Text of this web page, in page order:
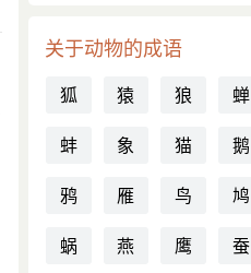
关于动物的成语
狐 猿 狼 蝉
蚌
象 猫 鹅
鸦
雁 鸟 鸠
蜗
燕 鹰 蚕